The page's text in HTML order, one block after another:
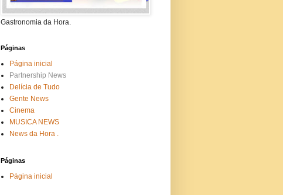
Gastronomia da Hora.
Páginas
Página inicial
Partnership News
Delícia de Tudo
Gente News
Cinema
MUSICA NEWS
News da Hora .
Páginas
Página inicial